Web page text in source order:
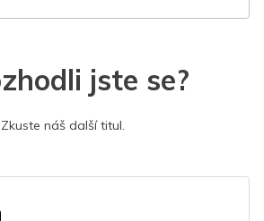
jste se?
Zkuste náš další titul.